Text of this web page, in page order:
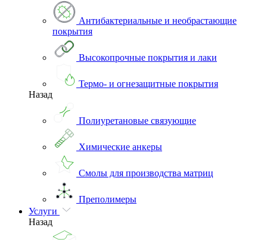
Антибактериальные и необрастающие
покрытия
Высокопрочные покрытия и лаки
Термо- и огнезащитные покрытия
Назад
Полиуретановые связующие
Химические анкеры
Смолы для производства матриц
Преполимеры
Услуги
Назад